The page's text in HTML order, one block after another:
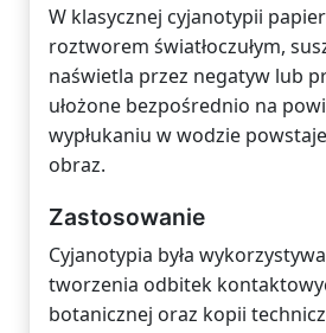
W klasycznej cyjanotypii
roztworem światłoczułym,
naświetla przez negatyw lub
ułożone bezpośrednio na
wypłukaniu w wodzie
obraz.
Zastosowanie
Cyjanotypia była
tworzenia odbitek
botanicznej oraz kopii